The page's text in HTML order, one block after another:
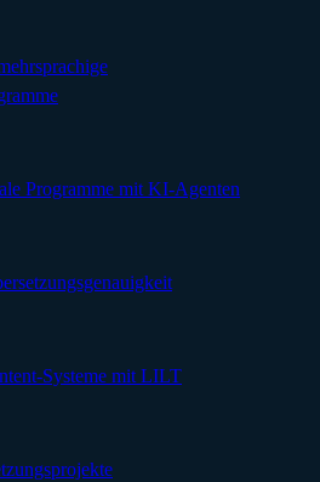
Programme mit KI-Agenten
Systeme mit LILT